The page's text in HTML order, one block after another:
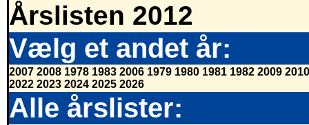
Årslisten 2012
Vælg et andet år:
2007 2008 1978 1983 2006 1979 1980 1981 1982 2009 2010
2022 2023 2024 2025 2026
Alle årslister: